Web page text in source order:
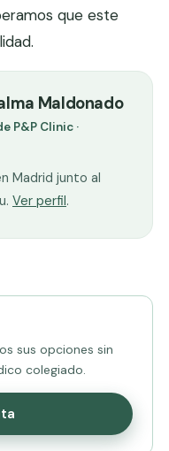
que este
Maldonado
P&P Clinic ·
Madrid junto al
Ver perfil .
sus opciones sin
colegiado.